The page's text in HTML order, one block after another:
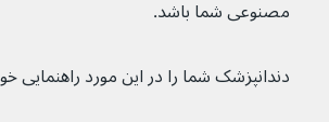
مصنوعی شما باشد.
دندانپزشک شما را در این مورد راهنمایی